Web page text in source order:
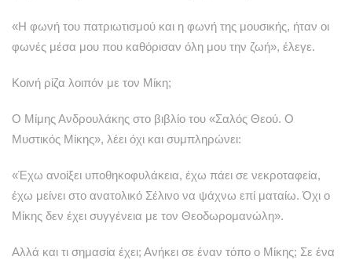
«Η φωνή του πατριωτισμού και η φωνή της μουσικής, ήταν οι
φωνές μέσα μου που καθόρισαν όλη μου την ζωή», έλεγε.
Κοινή ρίζα λοιπόν με τον Μίκη;
Ο Μίμης Ανδρουλάκης στο βιβλίο του «Σαλός Θεού. Ο
Μυστικός Μίκης», λέει όχι και συμπληρώνει:
«Έχω ανοίξει υποθηκοφυλάκεια, έχω πάει σε νεκροταφεία,
έχω μείνει στο ανατολικό Σέλινο να ψάχνω επί ματαίω. Όχι ο
Μίκης δεν έχει συγγένεια με τον Θεοδωρομανώλη».
Αλλά και τι σημασία έχει; Ανήκει σε έναν τόπο ο Μίκης; Σε ένα